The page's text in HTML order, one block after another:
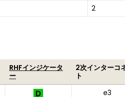
2
RHFインジケータ
ー
2次インターコ
ト
e3